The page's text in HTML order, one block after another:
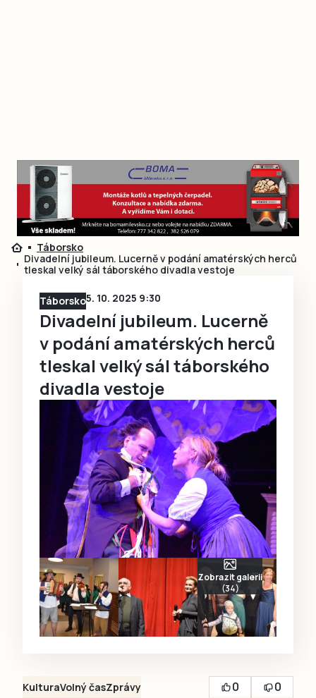
Táborsko
Divadelní jubileum. Lucerně v podání amatérských herců
tleskal velký sál táborského divadla vestoje
Táborsko5. 10. 2025 9:30
Divadelní jubileum. Lucerně
v podání amatérských herců
tleskal velký sál táborského
divadla vestoje
Zobrazit galerii
(34)
KulturaVolný časZprávy 0
0